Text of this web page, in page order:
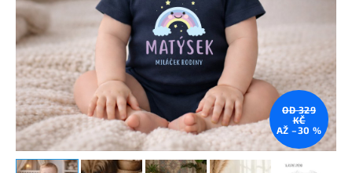
OD 329
KČ
AŽ –30 %